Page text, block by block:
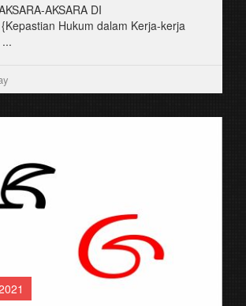
AKSARA DI
Hukum dalam Kerja-kerja